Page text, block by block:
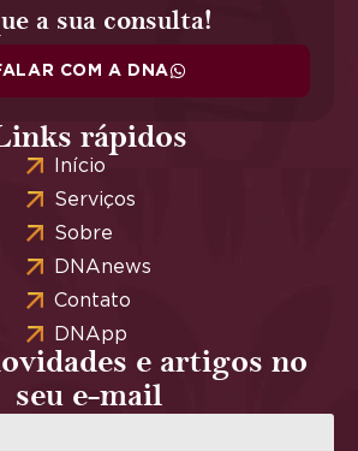
a sua consulta!
COM A DNA
rápidos
Início
Serviços
Sobre
DNAnews
Contato
DNApp
e artigos no
seu e-mail